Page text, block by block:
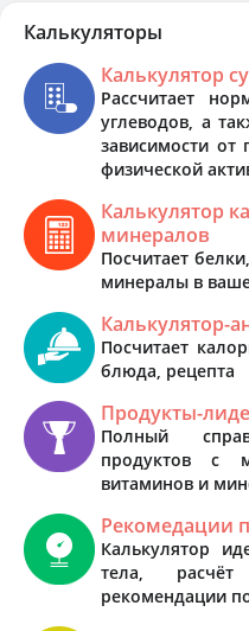
Калькуляторы
Калькулятор
Рассчитает
углеводов, а
зависимости от
физической
Калькулятор
минералов
Посчитает
минералы в
Калькулятор-
Посчитает
блюда, рецепта
Продукты-
Полный
продуктов с
витаминов и
Рекомедации
Калькулятор
тела, расчёт
рекомендации